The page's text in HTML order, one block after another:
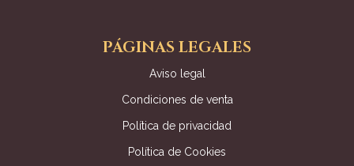
PÁGINAS LEGALES
Aviso legal
Condiciones de venta
Política de privacidad
Política de Cookies